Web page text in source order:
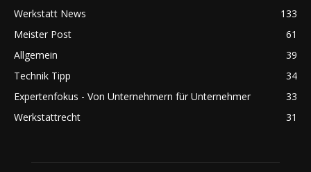
Werkstatt News
133
Meister Post
61
Allgemein
39
Technik Tipp
34
Expertenfokus - Von Unternehmern für Unternehmer
33
Werkstattrecht
31